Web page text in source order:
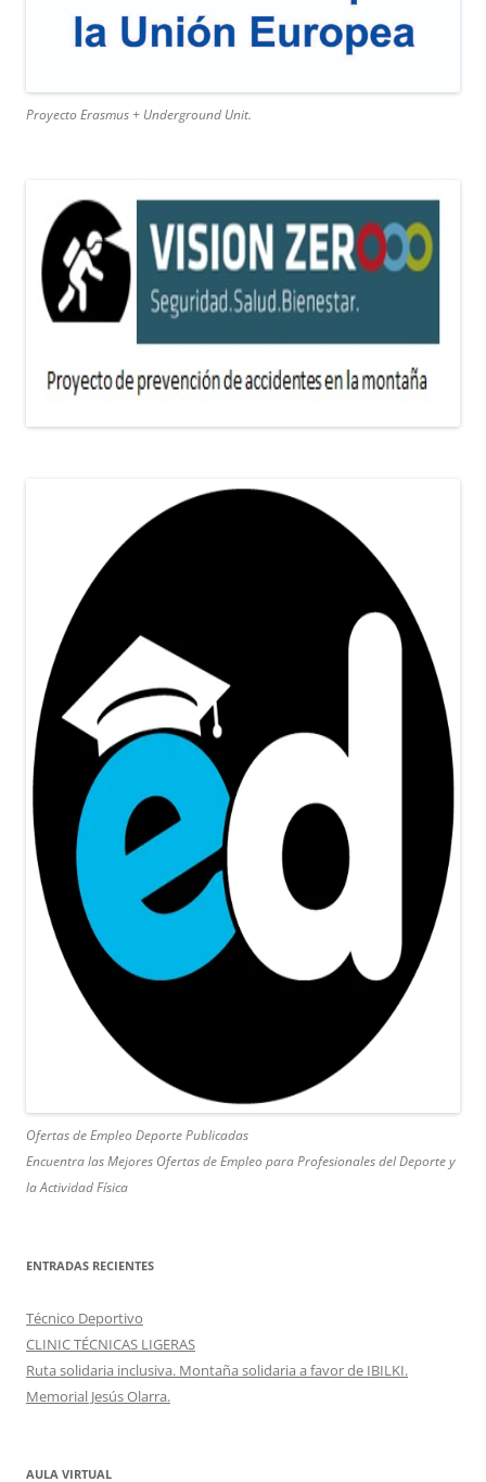
Proyecto Erasmus + Underground Unit.
Ofertas de Empleo Deporte Publicadas
Encuentra las Mejores Ofertas de Empleo para Profesionales del Deporte y
la Actividad Física
ENTRADAS RECIENTES
Técnico Deportivo
CLINIC TÉCNICAS LIGERAS
Ruta solidaria inclusiva. Montaña solidaria a favor de IBILKI.
Memorial Jesús Olarra.
AULA VIRTUAL